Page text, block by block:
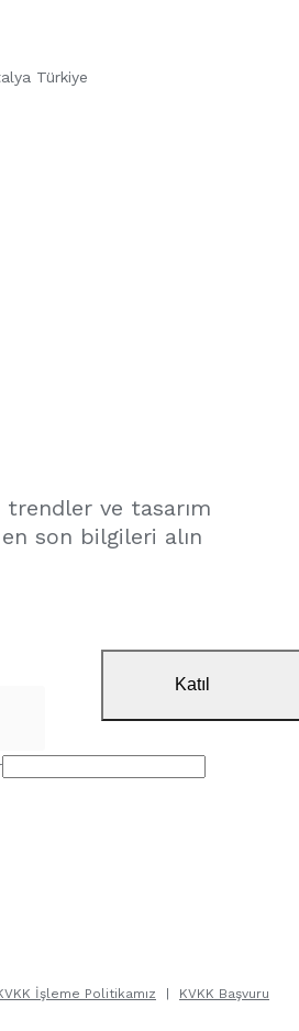
Türkiye
trendler ve tasarım
son bilgileri alın
Katıl
İşleme Politikamız |
KVKK Başvuru